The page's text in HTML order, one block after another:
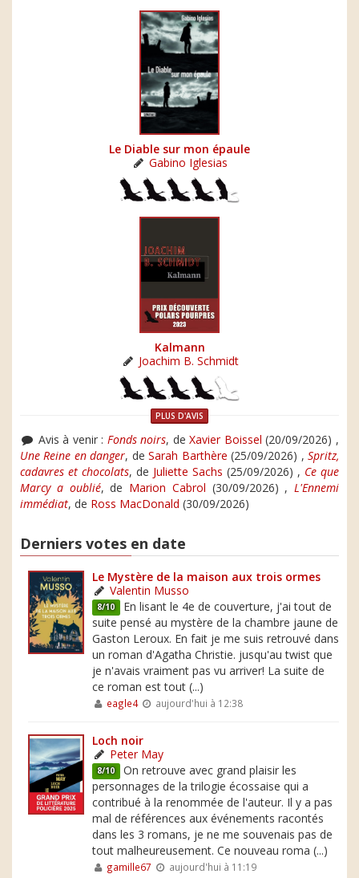
Le Diable sur mon épaule
Gabino Iglesias
Kalmann
Joachim B. Schmidt
PLUS D'AVIS
Avis à venir : Fonds noirs, deXavier Boissel (20/09/2026) ,
Une Reine en danger, deSarah Barthère (25/09/2026) ,Spritz,
cadavres et chocolats, de Juliette Sachs (25/09/2026) , Ce que
Marcy a oublié, de Marion Cabrol (30/09/2026) , L'Ennemi
immédiat, de Ross MacDonald (30/09/2026)
Derniers votes en date
Le Mystère de la maison aux trois ormes
Valentin Musso
8/10 En lisant le 4e de couverture, j'ai tout de
suite pensé au mystère de la chambre jaune de
Gaston Leroux. En fait je me suis retrouvé dans
un roman d'Agatha Christie. jusqu'au twist que
je n'avais vraiment pas vu arriver! La suite de
ce roman est tout (...)
eagle4 aujourd'hui à 12:38
Loch noir
Peter May
8/10 On retrouve avec grand plaisir les
personnages de la trilogie écossaise qui a
contribué à la renommée de l'auteur. Il y a pas
mal de références aux événements racontés
dans les 3 romans, je ne me souvenais pas de
tout malheureusement. Ce nouveau roma (...)
gamille67 aujourd'hui à 11:19